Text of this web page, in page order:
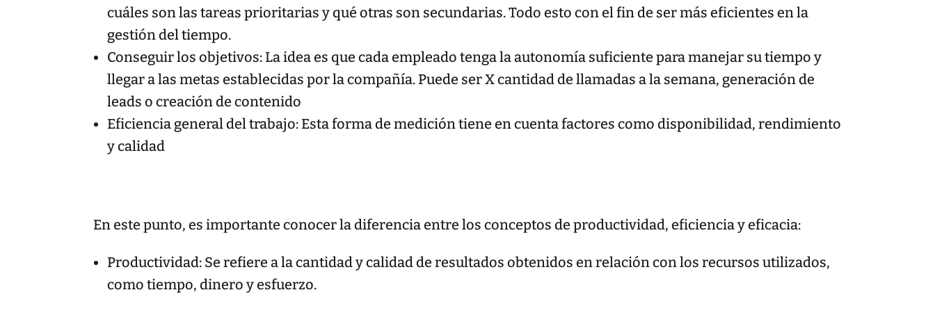
cuáles son las tareas prioritarias y qué otras son secundarias. Todo esto con el fin de ser más eficientes en la
gestión del tiempo.
Conseguir los objetivos: La idea es que cada empleado tenga la autonomía suficiente para manejar su tiempo y
llegar a las metas establecidas por la compañía. Puede ser X cantidad de llamadas a la semana, generación de
leads o creación de contenido
Eficiencia general del trabajo: Esta forma de medición tiene en cuenta factores como disponibilidad, rendimiento
y calidad
En este punto, es importante conocer la diferencia entre los conceptos de productividad, eficiencia y eficacia:
Productividad: Se refiere a la cantidad y calidad de resultados obtenidos en relación con los recursos utilizados,
como tiempo, dinero y esfuerzo.